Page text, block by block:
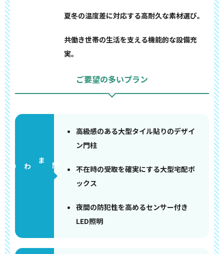
夏冬の温度差に対応する高耐久な素材選び。
共働き世帯の生活を支える機能的な設備充
実。
ご要望の多いプラン
門まわり
高級感のある大型タイル貼りのデザイ
ン門柱
不在時の受取を確実にする大型宅配ボ
ックス
夜間の防犯性を高めるセンサー付き
LED照明